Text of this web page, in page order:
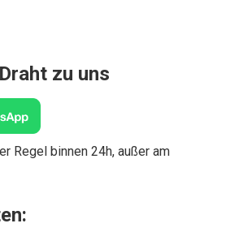
zu uns
Regel binnen 24h, außer am